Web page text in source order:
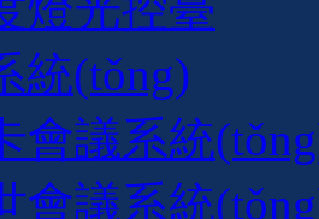
統(tǒng)
會議系統
會議系統